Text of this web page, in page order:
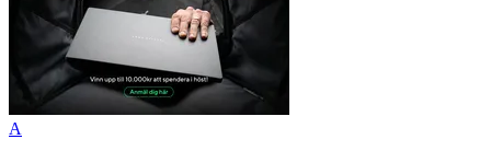
A